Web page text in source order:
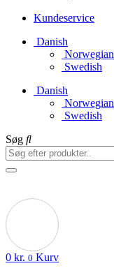
Kundeservice
Danish
Norwegian
Swedish
Danish
Norwegian
Swedish
Søg
0 kr. 0 Kurv